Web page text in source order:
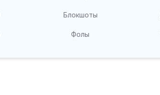
Блокшоты
Фолы